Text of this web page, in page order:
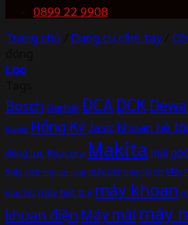
0899 22 9908
Trang chủ
Dụng cụ cầm tay
Lọc
Bosch Dartek DCA DCK
Honda Hồng Ký Jasic khoan bê
động lực Kyocera Makita mài
máy cưa máy cưa lọng máy cắt máy cắt sắt Máy
hàn TIG máy hút bụi máy khoan
khoan điện Máy mài máy